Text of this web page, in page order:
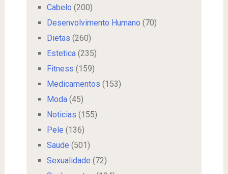
Cabelo (200)
Desenvolvimento Humano (70)
Dietas (260)
Estetica(235)
Fitness (159)
Medicamentos (153)
Moda(45)
Noticias (155)
Pele (136)
Saude (501)
Sexualidade (72)